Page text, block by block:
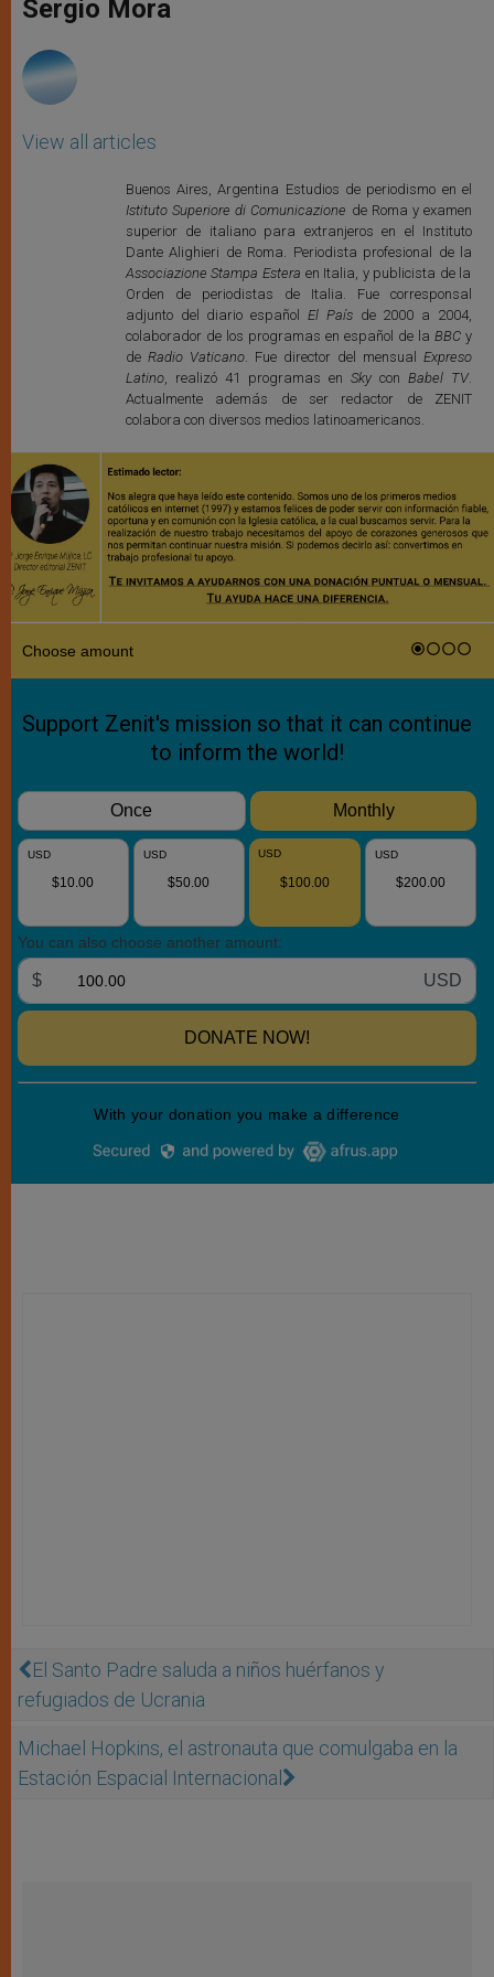
p e k
Sergio Mora
View all articles
Buenos Aires, Argentina Estudios de periodismo en el
Istituto Superiore di Comunicazione de Roma y examen
superior de italiano para extranjeros en el Instituto
Dante Alighieri de Roma. Periodista profesional de la
Associazione Stampa Estera en Italia, y publicista de la
Orden de periodistas de Italia. Fue corresponsal
adjunto del diario españolEl Paísde 2000 a 2004,
colaborador de los programas en español de la BBCy
de Radio Vaticano. Fue director del mensualExpreso
Latino, realizó 41 programas en Skycon Babel TV.
Actualmente además de ser redactor de ZENIT
colabora con diversos medios latinoamericanos.
El Santo Padre saluda a niños huérfanos y
refugiados de Ucrania
Michael Hopkins, el astronauta que comulgaba en la
Estación Espacial Internacional